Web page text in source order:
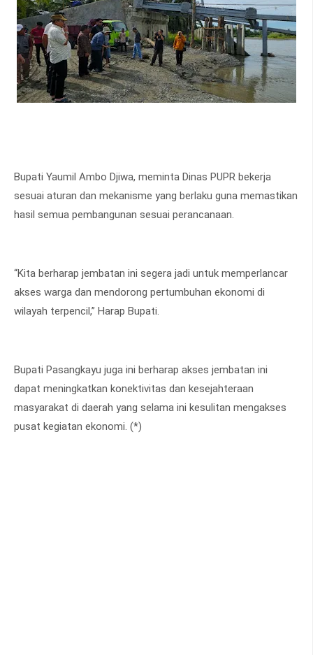
Bupati Yaumil Ambo Djiwa, meminta Dinas PUPR bekerja
sesuai aturan dan mekanisme yang berlaku guna memastikan
hasil semua pembangunan sesuai perancanaan.
“Kita berharap jembatan ini segera jadi untuk memperlancar
akses warga dan mendorong pertumbuhan ekonomi di
wilayah terpencil,” Harap Bupati.
Bupati Pasangkayu juga ini berharap akses jembatan ini
dapat meningkatkan konektivitas dan kesejahteraan
masyarakat di daerah yang selama ini kesulitan mengakses
pusat kegiatan ekonomi. (*)